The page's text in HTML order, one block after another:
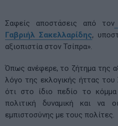
Σαφείς αποστάσεις από τον
Γαβριήλ Σακελλαρίδης,
αξιοπιστία στον Τσίπρα».
Όπως ανέφερε, το ζήτημα της
λόγο της εκλογικής ήττας
ότι στο ίδιο πεδίο το κόμμα
πολιτική δυναμική και να
εμπιστοσύνης με τους πολίτες.